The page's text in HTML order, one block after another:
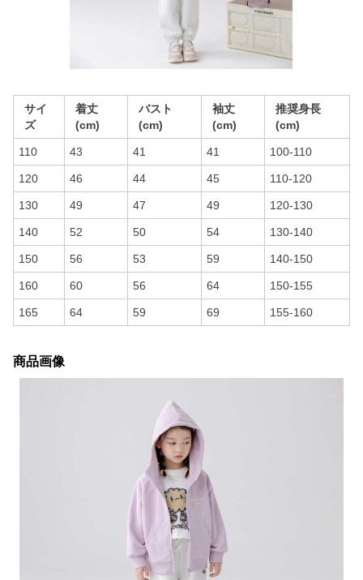
サイ
ズ
着丈
(cm)
バスト
(cm)
袖丈
(cm)
推奨身長
(cm)
110 43 41 41 100-110
120 46 44 45 110-120
130 49 47 49 120-130
140 52 50 54 130-140
150 56 53 59 140-150
160 60 56 64 150-155
165 64 59 69 155-160
商品画像